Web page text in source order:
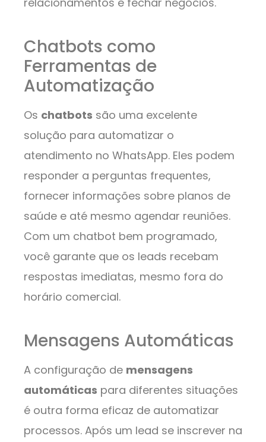
Chatbots como
Ferramentas de
Automatização
Os chatbots são uma excelente
solução para automatizar o
atendimento no WhatsApp. Eles podem
responder a perguntas frequentes,
fornecer informações sobre planos de
saúde e até mesmo agendar reuniões.
Com um chatbot bem programado,
você garante que os leads recebam
respostas imediatas, mesmo fora do
horário comercial.
Mensagens Automáticas
A configuração de mensagens
automáticas para diferentes situações
é outra forma eficaz de automatizar
processos. Após um lead se inscrever na